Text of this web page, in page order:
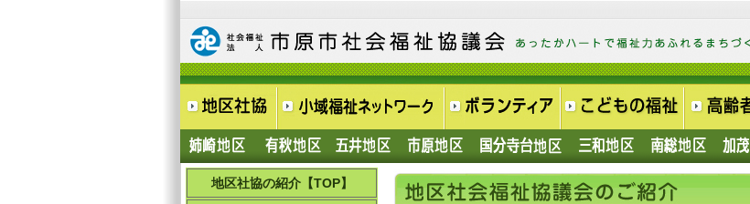
地区社協の紹介【TOP】